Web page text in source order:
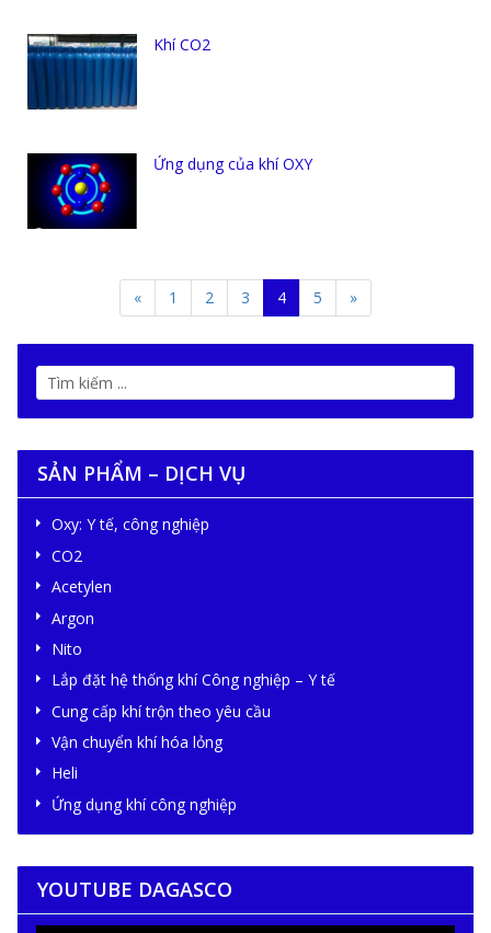
Khí CO2
Ứng dụng của khí OXY
« 1 2 3 4 5 »
SẢN PHẨM – DỊCH VỤ
Oxy: Y tế, công nghiệp
CO2
Acetylen
Argon
Nito
Lắp đặt hệ thống khí Công nghiệp – Y tế
Cung cấp khí trộn theo yêu cầu
Vận chuyển khí hóa lỏng
Heli
Ứng dụng khí công nghiệp
YOUTUBE DAGASCO